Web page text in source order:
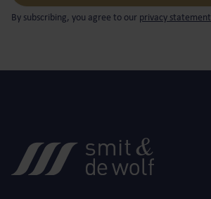
By subscribing, you agree to our privacy statement